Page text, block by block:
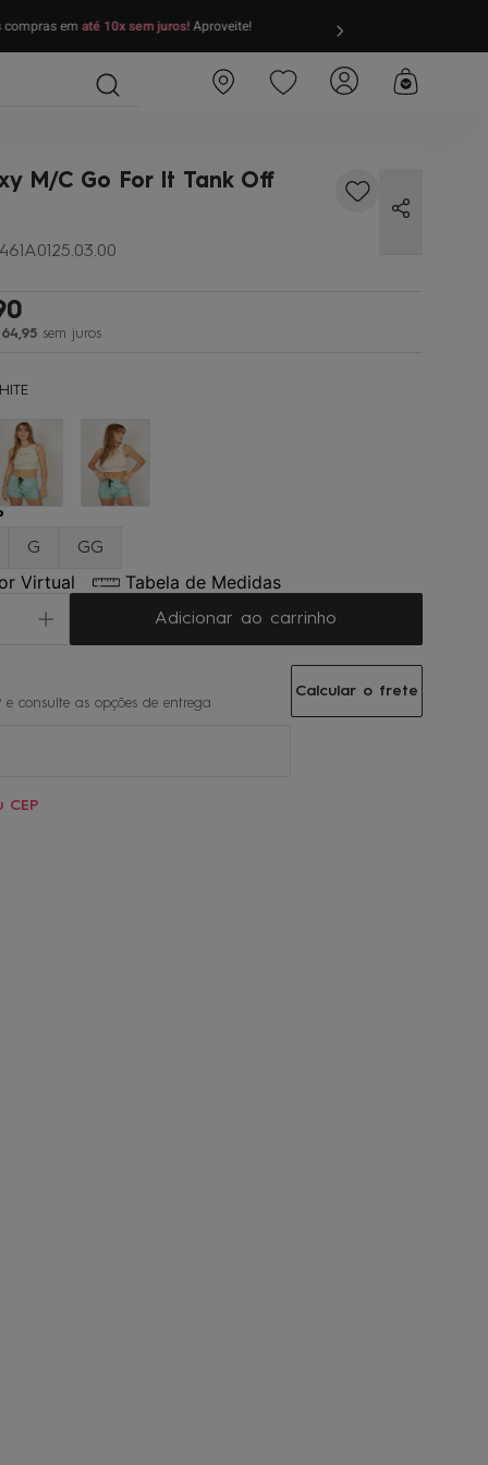
compras ematé 10x sem juros!Aproveite!
M/C Go For It Tank Off
64,95sem juros
G GG
Virtual Tabela de Medidas
Adicionar ao carrinho
CEP
Calcular o frete